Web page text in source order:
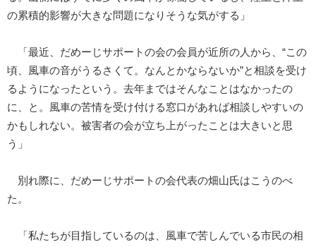
の累積的影響が大きな問題になりそうな気がする」
「最近、だめーじサポートの会の会員が近所の人から、“この
頃、風車の音がうるさくて。なんとかならないか”と相談を受け
るようになったという。去年まではそんなことはなかったの
に、と。風車の苦情を受け付ける窓口があれば相談しやすいの
かもしれない。被害者の会が立ち上がったことは大きいと思
う」
別れ際に、だめーじサポートの会代表の畑山氏はこうのべ
た。
「私たちが目指しているのは、風車で苦しんでいる市民の相